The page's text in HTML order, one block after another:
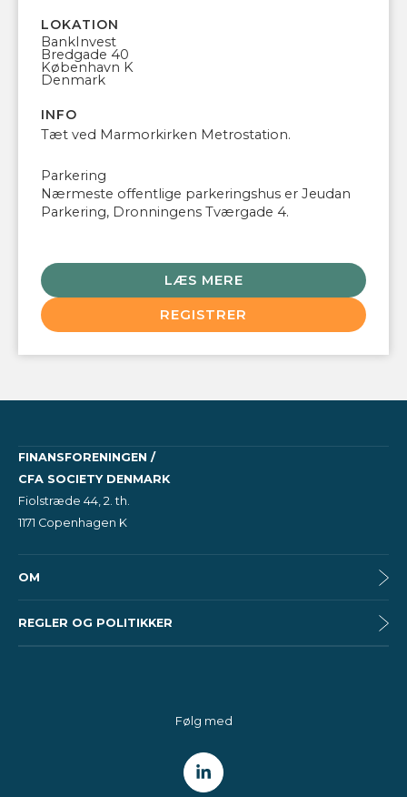
LOKATION
BankInvest
Bredgade 40
København K
Denmark
INFO
Tæt ved Marmorkirken Metrostation.
Parkering
Nærmeste offentlige parkeringshus er Jeudan
Parkering, Dronningens Tværgade 4.
LÆS MERE
REGISTRER
FINANSFORENINGEN /
CFA SOCIETY DENMARK
Fiolstræde 44, 2. th.
1171 Copenhagen K
OM
REGLER OG POLITIKKER
Følg med